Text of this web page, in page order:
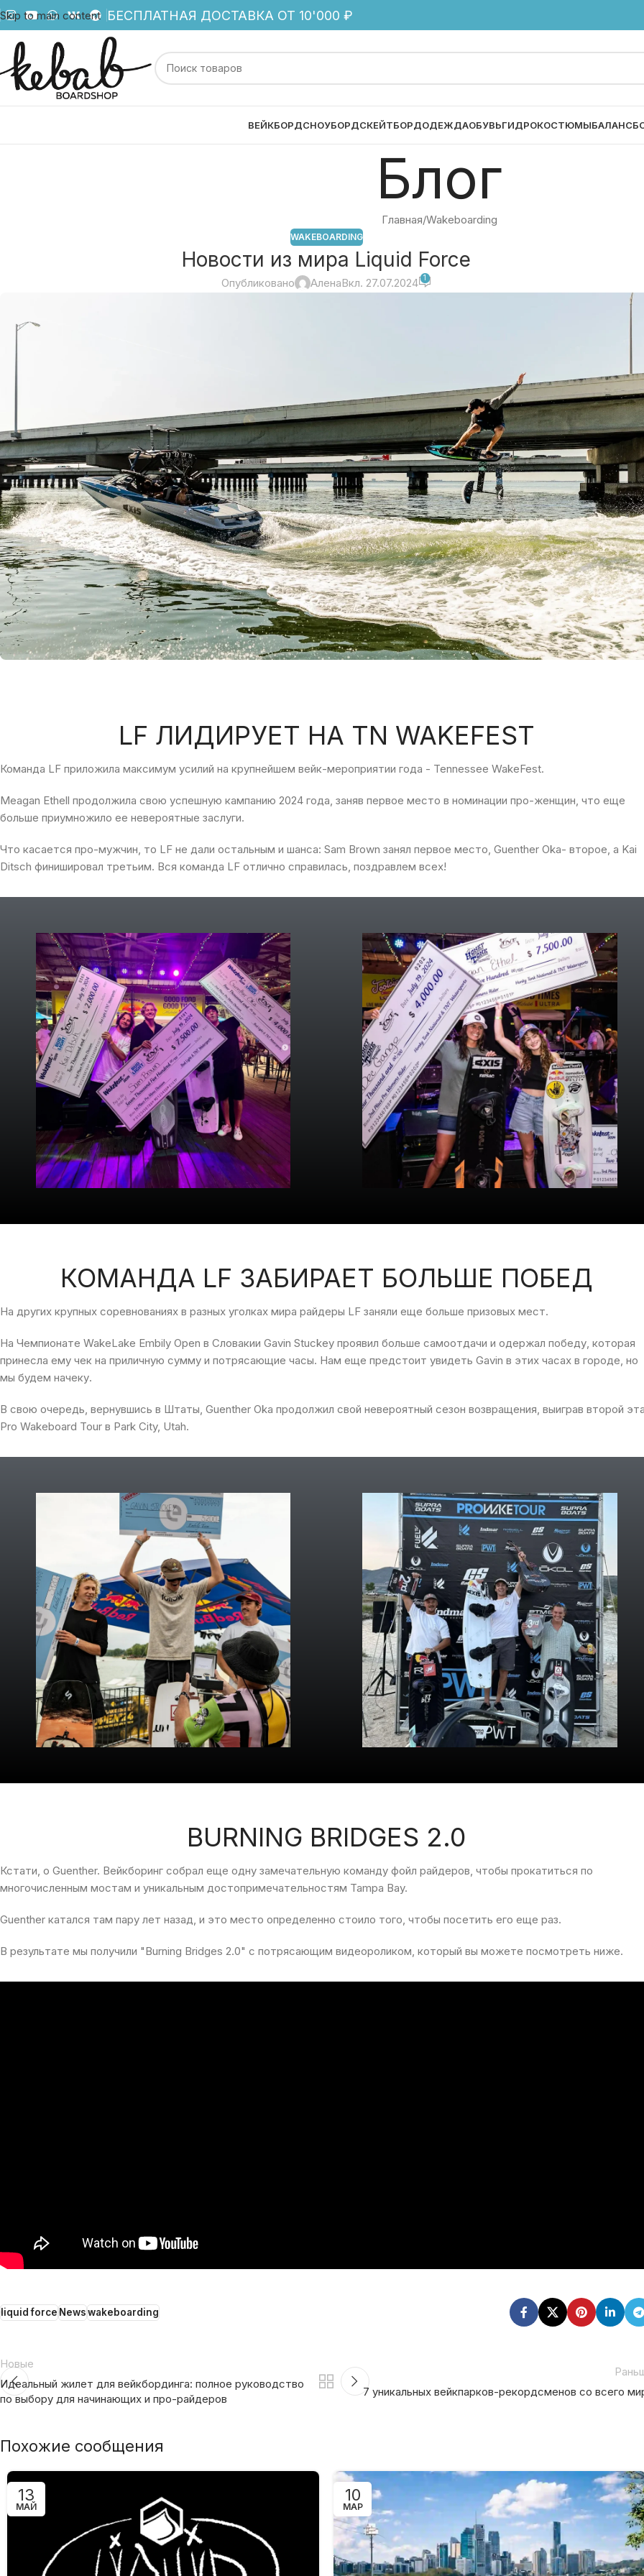
Skip to main content БЕСПЛАТНАЯ ДОСТАВКА ОТ 10'000 ₽
ВЕЙКБОРДСНОУБОРДСКЕЙТБОРДОДЕЖДАОБУВЬГИДРОКОСТЮМЫ
Блог
Главная Wakeboarding
WAKEBOARDING
Новости из мира Liquid Force
Опубликовано АленаВкл. 27.07.2024 1
LF ЛИДИРУЕТ НА TN WAKEFEST
Команда LF приложила максимум усилий на крупнейшем вейк-мероприятии года - Tennessee WakeFest.
Meagan Ethell продолжила свою успешную кампанию 2024 года, заняв первое место в номинации про-женщин, что еще
больше приумножило ее невероятные заслуги.
Что касается про-мужчин, то LF не дали остальным и шанса: Sam Brown занял первое место, Guenther Oka- второе, а Kai
Ditsch финишировал третьим. Вся команда LF отлично справилась, поздравлем всех!
КОМАНДА LF ЗАБИРАЕТ БОЛЬШЕ ПОБЕД
На других крупных соревнованиях в разных уголках мира райдеры LF заняли еще больше призовых мест.
На Чемпионате WakeLake Embily Open в Словакии Gavin Stuckey проявил больше самоотдачи и одержал победу которая
принесла ему чек на приличную сумму и потрясающие часы. Нам еще предстоит увидеть Gavin в этих часах в городе но
мы будем начеку.
В свою очередь, вернувшись в Штаты Guenther Oka продолжил свой невероятный сезон возвращения выиграв второй
Pro Wakeboard Tour в Park City, Utah.
BURNING BRIDGES 2.0
Кстати, о Guenther. Вейкборинг собрал еще одну замечательную команду фойл райдеров, чтобы прокатиться по
многочисленным мостам и уникальным достопримечательностям Tampa Bay.
Guenther катался там пару лет назад, и это место определенно стоило того, чтобы посетить его еще раз.
В результате мы получили "Burning Bridges 2.0" с потрясающим видеороликом, который вы можете посмотреть ниже.
liquid forceNewswakeboarding
Новые
Идеальный жилет для вейкбординга: полное руководство
по выбору для начинающих и про-райдеров
7 уникальных вейкпарков-рекордсменов со всего
Похожие сообщения
13
МАЙ
10
МАР